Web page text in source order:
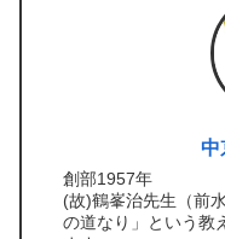
中
創部1957年
(故)鶴峯治先生（前
の道なり」という教